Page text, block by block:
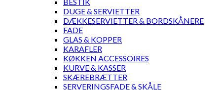
DUGE & SERVIETTER
DÆKKESERVIETTER & BORDSKÅNERE
FADE
GLAS & KOPPER
KARAFLER
KØKKEN ACCESSOIRES
KURVE & KASSER
SKÆREBRÆTTER
SERVERINGSFADE & SKÅLE